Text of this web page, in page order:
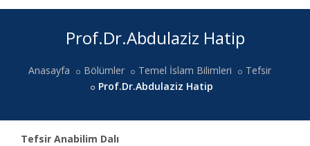
Prof.Dr.Abdulaziz Hatip
Anasayfa Bölümler Temel İslam Bilimleri
Tefsir
Prof.Dr.Abdulaziz Hatip
Tefsir Anabilim Dalı